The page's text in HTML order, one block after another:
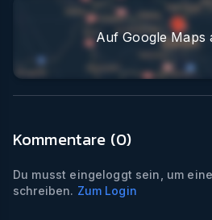
Auf Google Maps
Kommentare (0)
Du musst eingeloggt sein, um
schreiben. Zum Login